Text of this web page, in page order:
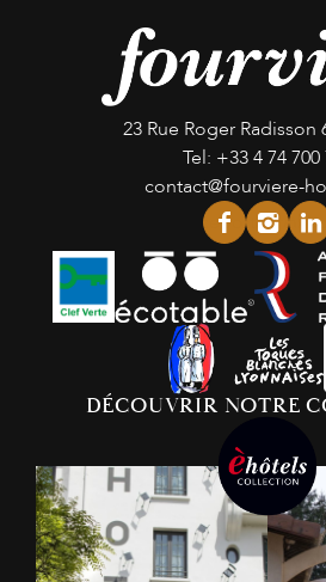
23 Rue Roger Radisson
Tel: +33 4 74 700
contact@fourviere-
facebook
instagram
DÉCOUVRIR NOTRE